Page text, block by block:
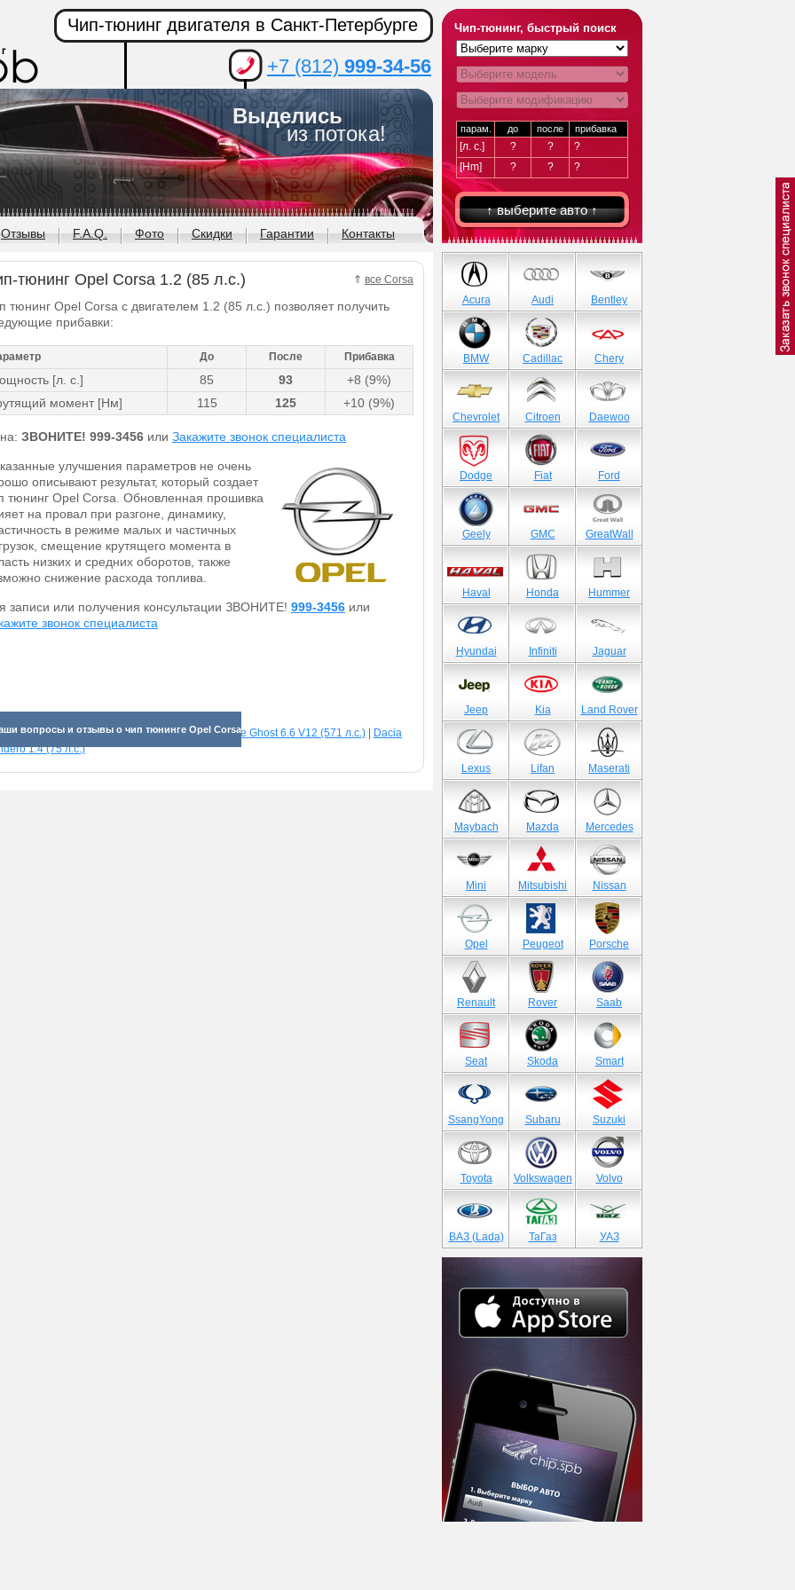
Выделись
из потока!
Чип-тюнинг, быстрый поиск
парам. до после прибавка
[л. с.] ? ?
?
[Hm]
? ? ?
↑ выберите авто ↑
Чип-тюнинг двигателя в Санкт-Петербурге
+7 (812) 999-34-56
Отзывы F.A.Q. Фото Скидки Гарантии Контакты
⇑ все Corsa
тюнинг Opel Corsa 1.2 (85 л.с.)
тюнинг Opel Corsa с двигателем 1.2 (85 л.с.) позволяет получить
прибавки:
До После Прибавка
[л. с.] 85 93
+8 (9%)
момент [Нм]
115 125 +10 (9%)
ЗВОНИТЕ! 999-3456 или Закажите звонок специалиста
улучшения параметров не очень
описывают результат, который создает
тюнинг Opel Corsa. Обновленная прошивка
на провал при разгоне, динамику,
в режиме малых и частичных
смещение крутящего момента в
низких и средних оборотов, также
снижение расхода топлива.
записи или получения консультации ЗВОНИТЕ! 999-3456 или
звонок специалиста
вопросы и отзывы о чип тюнинге Opel Corsa
прибавки для разных машин: Rolls Royce Ghost 6.6 V12 (571 л.с.)
Dacia
1.4 (75 л.с.)
Acura Audi Bentley
BMW Cadillac Chery
Chevrolet Citroen Daewoo
Dodge Fiat Ford
Geely GMC GreatWall
Haval Honda Hummer
Hyundai Infiniti Jaguar
Jeep Kia Land Rover
Lexus Lifan Maserati
Maybach Mazda Mercedes
Mini Mitsubishi Nissan
Opel Peugeot Porsche
Renault Rover Saab
Seat Skoda Smart
SsangYong Subaru Suzuki
Toyota Volkswagen Volvo
ВАЗ (Lada) ТаГаз УАЗ